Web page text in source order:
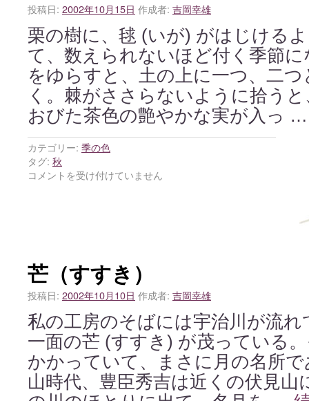
投稿日: 2002年10月15日 作成者: 吉岡幸雄
栗の樹に、毬 (いが) がはじける
て、数えられないほど付く季節
をゆらすと、土の上に一つ、二
く。棘がささらないように拾う
おびた茶色の艶やかな実が入っ
カテゴリー: 季の色
タグ: 秋
コメントを受け付けていません
芒（すすき）
投稿日: 2002年10月10日 作成者: 吉岡幸雄
私の工房のそばには宇治川が流
一面の芒 (すすき) が茂っている
かかっていて、まさに月の名所
山時代、豊臣秀吉は近くの伏見山